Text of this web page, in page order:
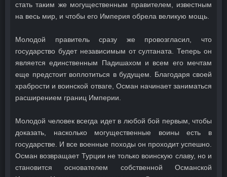
стать таким же могущественным правителем, известным
на весь мир, и чтобы его Империя обрела великую мощь.
Молодой правитель сразу же провозгласил, что
государство будет независимым от султаната. Теперь он
является единственным Падишахом и всем его мечтам
еще предстоит воплотиться в будущем. Благодаря своей
храбрости и воинской отваге, Осман начинает заниматься
расширением границ Империи.
Молодой человек всегда идет в любой бой первым, чтобы
доказать, насколько могущественные воины есть в
государстве. И все военные походы он проходит успешно.
Осман возвращает Турции не только воинскую славу, но и
становится основателем собственной Османской